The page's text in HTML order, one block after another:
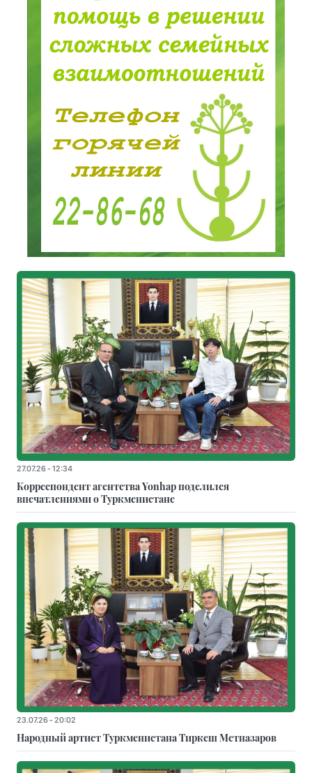
27.07.26 - 12:34
Корреспондент агентства Yonhap поделился
впечатлениями о Туркменистане
23.07.26 - 20:02
Народный артист Туркменистана Тиркеш Мeтназаров